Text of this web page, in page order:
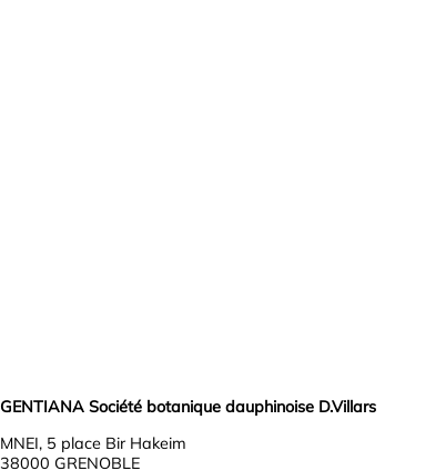
GENTIANA Société botanique dauphinoise D.Villars
MNEI, 5 place Bir Hakeim
38000 GRENOBLE